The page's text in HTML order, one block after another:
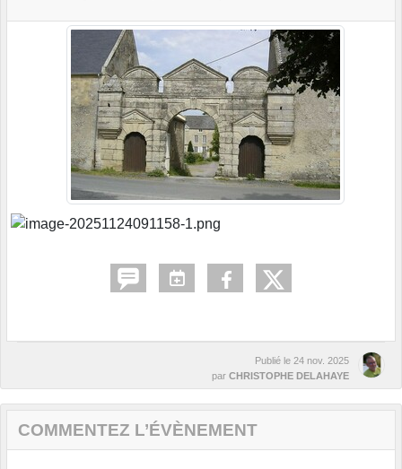
Publié le 24 nov. 2025
par CHRISTOPHE DELAHAYE
COMMENTEZ L’ÉVÈNEMENT